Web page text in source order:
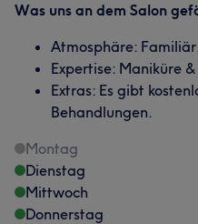
Was uns an dem Salon
Atmosphäre:
Expertise: Maniküre
Extras: Es gibt
Behandlungen.
Montag
Dienstag
Mittwoch
Donnerstag